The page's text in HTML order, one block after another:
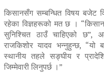
किसानसँग सम्बन्धित विषय बजेट
रहेका विज्ञहरूको मत छ ।
सुनिश्चित ठाउँ चाहिएको छ”,
राजकिशोर यादव भन्नुहुन्छ,
स्थानीय तहले सङ्घीय र
जिम्मेवारी लिनुपर्छ ।”